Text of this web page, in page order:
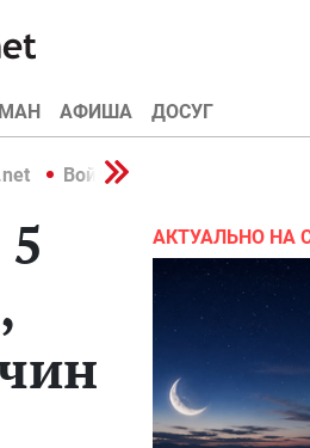
АФИША ДОСУГ
Война в Украине 2022
АКТУАЛЬНО НА